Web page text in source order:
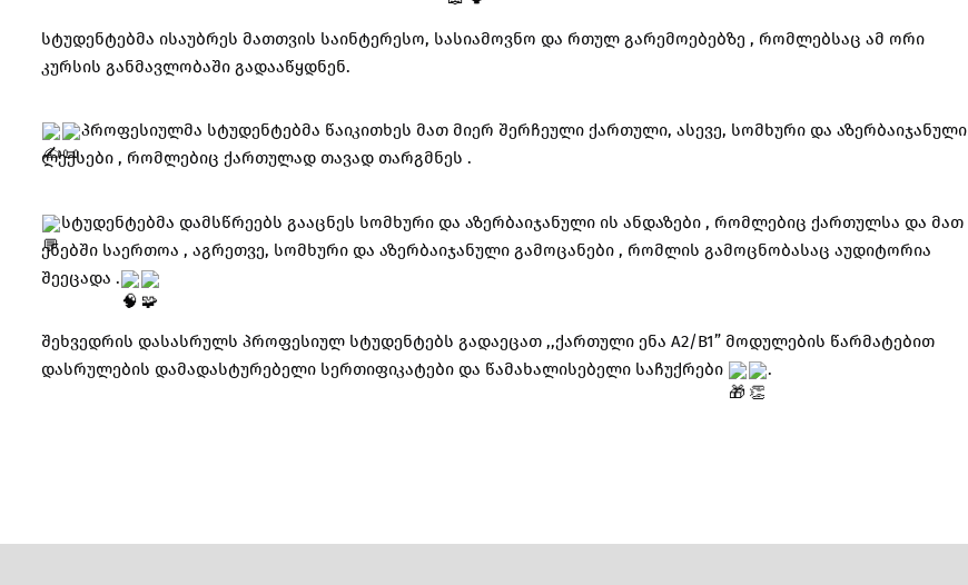
სტუდენტებმა ისაუბრეს მათთვის საინტერესო, სასიამოვნო და რთულ გარემოებებზე , რომლებსაც ამ ორი
კურსის განმავლობაში გადააწყდნენ.
პროფესიულმა სტუდენტებმა წაიკითხეს მათ მიერ შერჩეული ქართული, ასევე, სომხური და აზერბაიჯანული
ლექსები , რომლებიც ქართულად თავად თარგმნეს .
სტუდენტებმა დამსწრეებს გააცნეს სომხური და აზერბაიჯანული ის ანდაზები , რომლებიც ქართულსა და მათ
ენებში საერთოა , აგრეთვე, სომხური და აზერბაიჯანული გამოცანები , რომლის გამოცნობასაც აუდიტორია
შეეცადა .
შეხვედრის დასასრულს პროფესიულ სტუდენტებს გადაეცათ ,,ქართული ენა A2/B1” მოდულების წარმატებით
დასრულების დამადასტურებელი სერთიფიკატები და წამახალისებელი საჩუქრები
.